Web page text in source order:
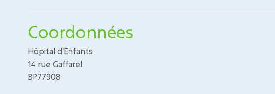
Coordonnées
Hôpital d'Enfants
14 rue Gaffarel
BP77908